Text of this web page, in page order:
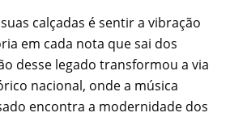
calçadas é sentir a vibração
em cada nota que sai dos
desse legado transformou a via
nacional, onde a música
encontra a modernidade dos